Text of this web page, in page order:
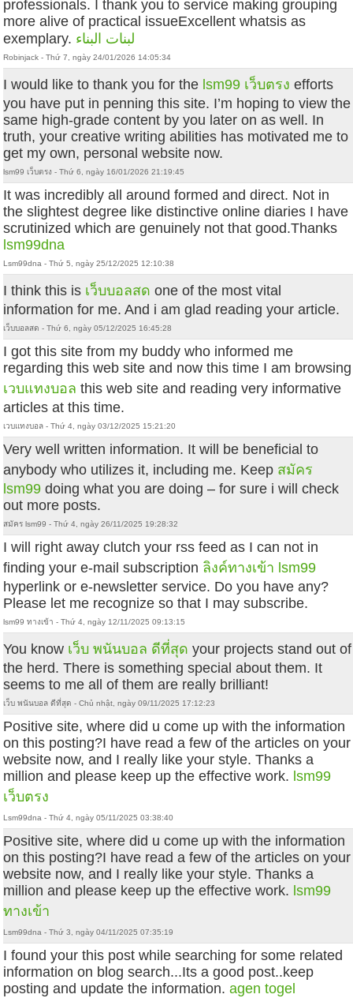
professionals. I thank you to service making grouping
more alive of practical issueExcellent whatsis as
exemplary. لبنات البناء
Robinjack - Thứ 7, ngày 24/01/2026 14:05:34
I would like to thank you for the lsm99 เว็บตรง efforts
you have put in penning this site. I’m hoping to view the
same high-grade content by you later on as well. In
truth, your creative writing abilities has motivated me to
get my own, personal website now.
lsm99 เว็บตรง - Thứ 6, ngày 16/01/2026 21:19:45
It was incredibly all around formed and direct. Not in
the slightest degree like distinctive online diaries I have
scrutinized which are genuinely not that good.Thanks
lsm99dna
Lsm99dna - Thứ 5, ngày 25/12/2025 12:10:38
I think this is เว็บบอลสด one of the most vital
information for me. And i am glad reading your article.
เว็บบอลสด - Thứ 6, ngày 05/12/2025 16:45:28
I got this site from my buddy who informed me
regarding this web site and now this time I am browsing
เวบแทงบอล this web site and reading very informative
articles at this time.
เวบแทงบอล - Thứ 4, ngày 03/12/2025 15:21:20
Very well written information. It will be beneficial to
anybody who utilizes it, including me. Keep สมัคร
lsm99 doing what you are doing – for sure i will check
out more posts.
สมัคร lsm99 - Thứ 4, ngày 26/11/2025 19:28:32
I will right away clutch your rss feed as I can not in
finding your e-mail subscription ลิงค์ทางเข้า lsm99
hyperlink or e-newsletter service. Do you have any?
Please let me recognize so that I may subscribe.
lsm99 ทางเข้า - Thứ 4, ngày 12/11/2025 09:13:15
You know เว็บ พนันบอล ดีที่สุด your projects stand out of
the herd. There is something special about them. It
seems to me all of them are really brilliant!
เว็บ พนันบอล ดีที่สุด - Chủ nhật, ngày 09/11/2025 17:12:23
Positive site, where did u come up with the information
on this posting?I have read a few of the articles on your
website now, and I really like your style. Thanks a
million and please keep up the effective work. lsm99
เว็บตรง
Lsm99dna - Thứ 4, ngày 05/11/2025 03:38:40
Positive site, where did u come up with the information
on this posting?I have read a few of the articles on your
website now, and I really like your style. Thanks a
million and please keep up the effective work. lsm99
ทางเข้า
Lsm99dna - Thứ 3, ngày 04/11/2025 07:35:19
I found your this post while searching for some related
information on blog search...Its a good post..keep
posting and update the information.agen togel